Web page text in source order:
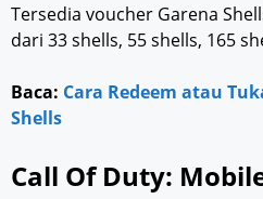
Tersedia voucher Garena
dari 33 shells, 55 shells, 165
Baca: Cara Redeem atau
Shells
Call Of Duty: